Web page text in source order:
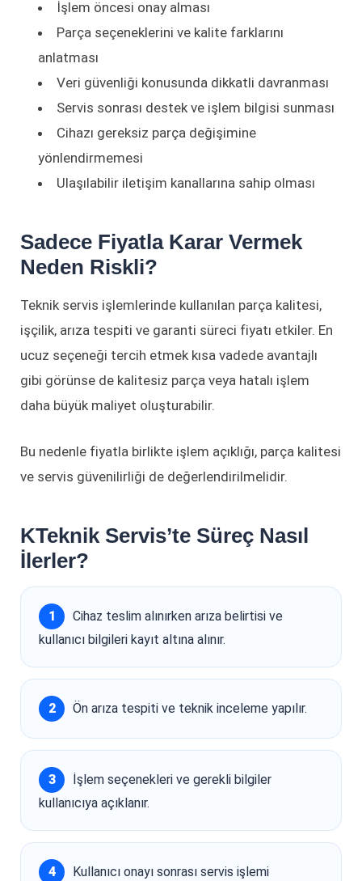
İşlem öncesi onay alması
Parça seçeneklerini ve kalite farklarını
anlatması
Veri güvenliği konusunda dikkatli davranması
Servis sonrası destek ve işlem bilgisi sunması
Cihazı gereksiz parça değişimine
yönlendirmemesi
Ulaşılabilir iletişim kanallarına sahip olması
Sadece Fiyatla Karar Vermek
Neden Riskli?
Teknik servis işlemlerinde kullanılan parça kalitesi,
işçilik, arıza tespiti ve garanti süreci fiyatı etkiler. En
ucuz seçeneği tercih etmek kısa vadede avantajlı
gibi görünse de kalitesiz parça veya hatalı işlem
daha büyük maliyet oluşturabilir.
Bu nedenle fiyatla birlikte işlem açıklığı, parça kalitesi
ve servis güvenilirliği de değerlendirilmelidir.
KTeknik Servis’te Süreç Nasıl
İlerler?
Cihaz teslim alınırken arıza belirtisi ve
kullanıcı bilgileri kayıt altına alınır.
Ön arıza tespiti ve teknik inceleme yapılır.
İşlem seçenekleri ve gerekli bilgiler
kullanıcıya açıklanır.
Kullanıcı onayı sonrası servis işlemi